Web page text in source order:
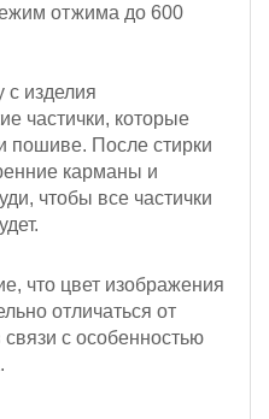
отжима до 600
с изделия
частички, которые
пошиве. После стирки
карманы и
чтобы все частички
что цвет изображения
отличаться от
с особенностью